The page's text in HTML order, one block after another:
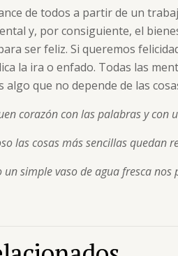
de todos a partir de un
y, por consiguiente, el
ser feliz. Si queremos
la ira o enfado. Todas las
algo que no depende de las
corazón con las palabras y con
las cosas más sencillas quedan
un simple vaso de agua fresca